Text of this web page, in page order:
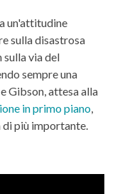
un'attitudine
sulla disastrosa
via del
sempre una
Gibson, attesa alla
in primo piano
più importante.